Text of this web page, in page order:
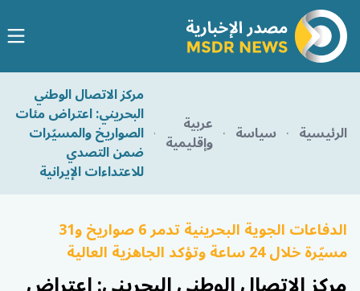
الرئيسية سياسة عربية
وإقليمية
مركز الاتصال الوطني
البحريني: اعتراض مئات
الصواريخ والمسيّرات
ضمن التصدي
للاعتداءات الإيرانية
الدفاعات الجوية البحرينية تدمر 6 صواريخ و31
مسيّرة خلال 24 ساعة وتؤكد الجاهزية العالية